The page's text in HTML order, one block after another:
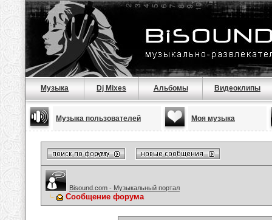
Музыка Dj Mixes Альбомы Видеоклипы
Музыка пользователей Моя музыка
Bisound.com - Музыкальный портал
Сообщение форума